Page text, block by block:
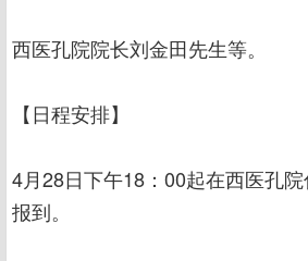
西医孔院院长刘金田先生等。
【日程安排】
4月28日下午18：00起在西医孔
报到。